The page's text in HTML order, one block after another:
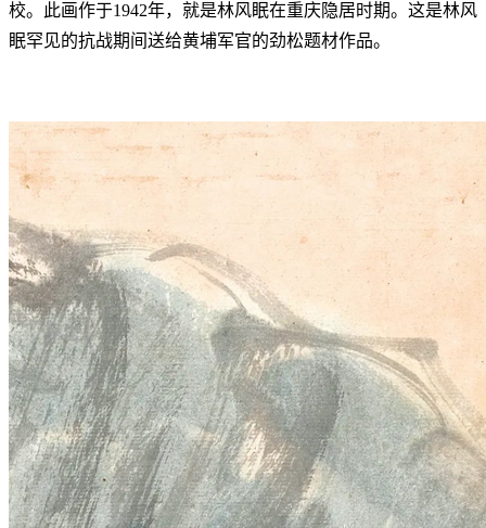
校。此画作于1942年，就是林风眠在重庆隐居时期。这是林风
眠罕见的抗战期间送给黄埔军官的劲松题材作品。